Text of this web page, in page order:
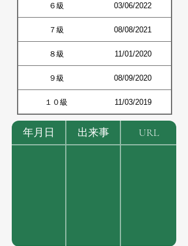
６級 03/06/2022
７級 08/08/2021
８級 11/01/2020
９級 08/09/2020
１０級 11/03/2019
年月日 出来事 URL